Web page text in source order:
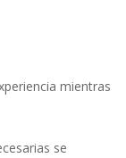
mientras
se